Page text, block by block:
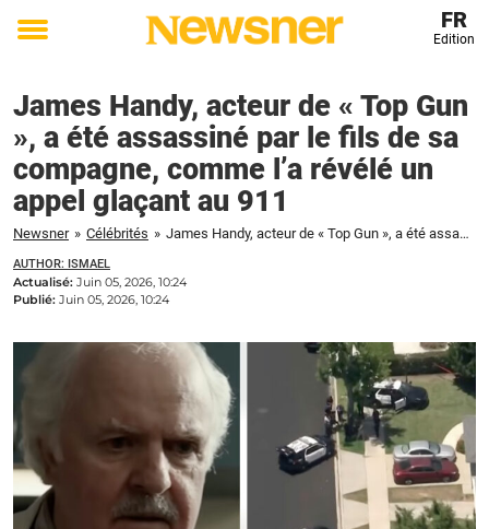
Toggle
FR
Edition
James Handy, acteur de « Top Gun
», a été assassiné par le fils de sa
compagne, comme l’a révélé un
appel glaçant au 911
Newsner » Célébrités » James Handy, acteur de « Top Gun », a été assassiné par le fils de sa compagne, comme l'a révélé un appel glaçant au 911
AUTHOR: ISMAEL
Actualisé: Juin 05, 2026, 10:24
Publié: Juin 05, 2026, 10:24